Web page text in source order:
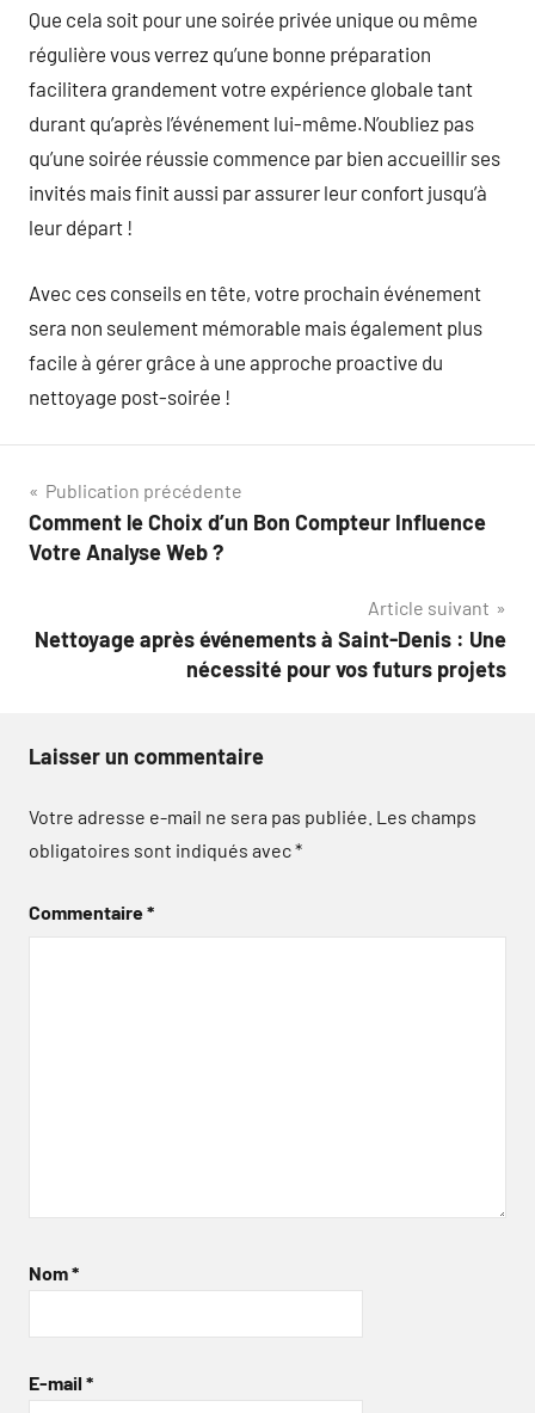
Que cela soit pour une soirée privée unique ou même
régulière vous verrez qu’une bonne préparation
facilitera grandement votre expérience globale tant
durant qu’après l’événement lui-même.N’oubliez pas
qu’une soirée réussie commence par bien accueillir ses
invités mais finit aussi par assurer leur confort jusqu’à
leur départ !
Avec ces conseils en tête, votre prochain événement
sera non seulement mémorable mais également plus
facile à gérer grâce à une approche proactive du
nettoyage post-soirée !
Navigation
de
Publication précédente
Comment le Choix d’un Bon Compteur Influence
Votre Analyse Web ?
Article suivant
Nettoyage après événements à Saint-Denis : Une
nécessité pour vos futurs projets
Laisser un commentaire
Votre adresse e-mail ne sera pas publiée. Les champs
obligatoires sont indiqués avec*
Commentaire*
Nom*
E-mail *